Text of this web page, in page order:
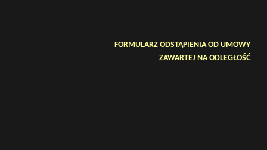
FORMULARZ ODSTĄPIENIA OD UMOWY
ZAWARTEJ NA ODLEGŁOŚĆ